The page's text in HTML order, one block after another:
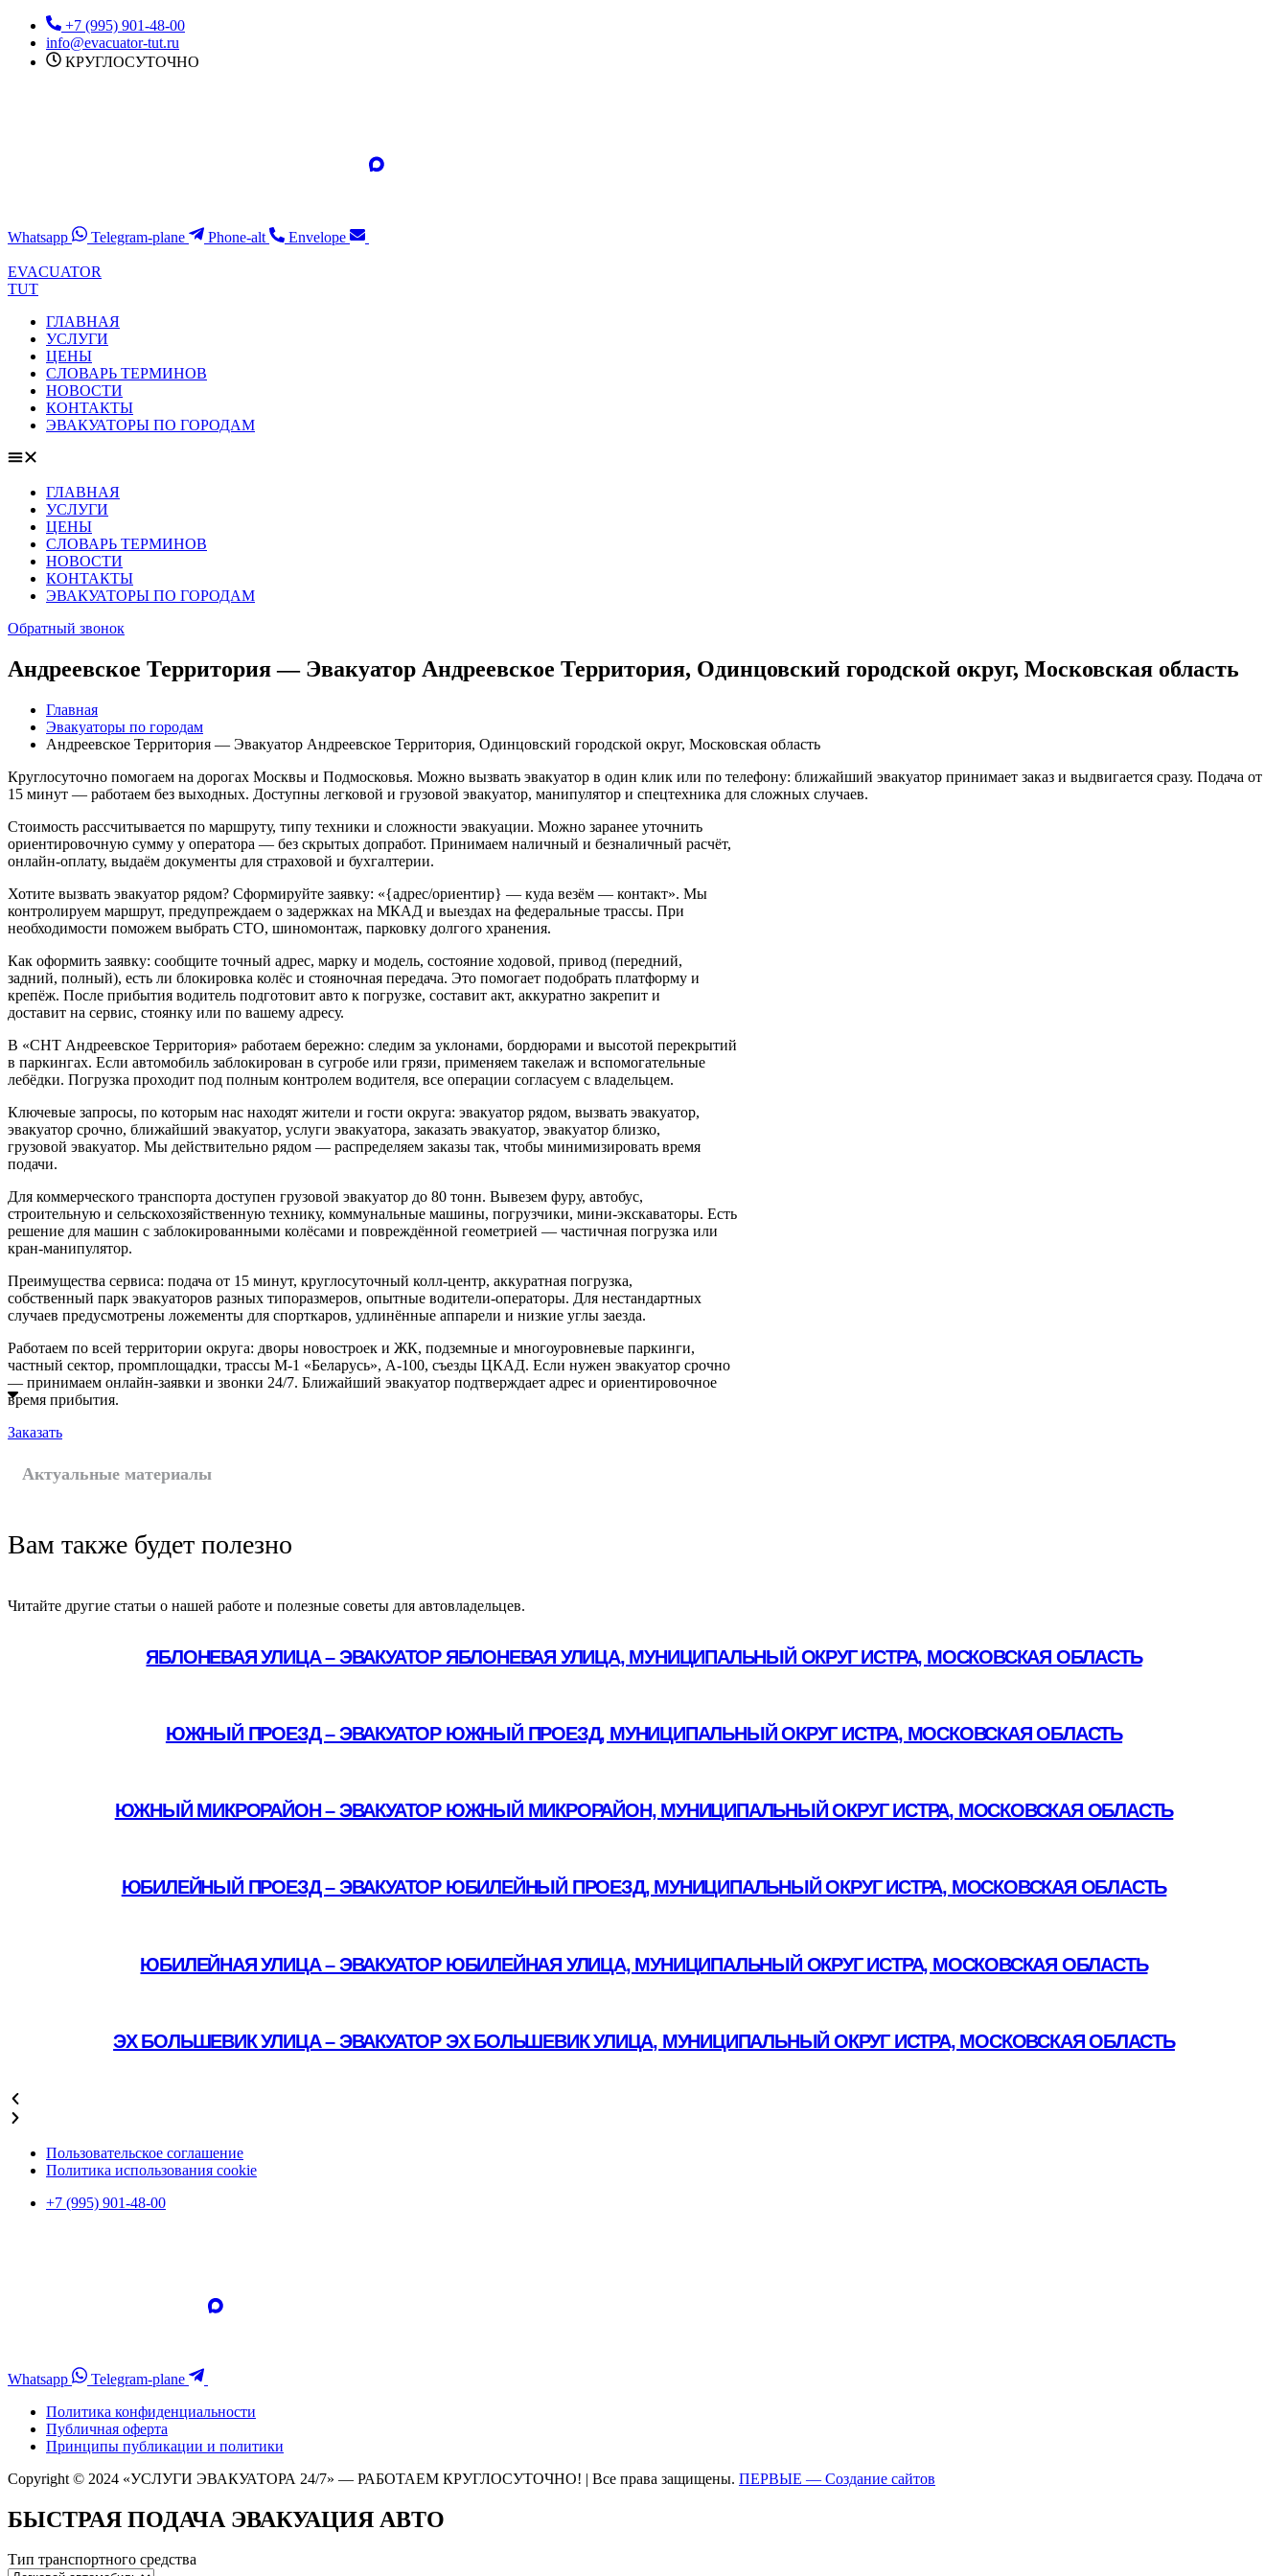
Перейти
содержимому
+7 (995) 901-48-00
info@evacuator-tut.ru
КРУГЛОСУТОЧНО
Whatsapp Telegram-plane Phone-alt Envelope
EVACUATOR
TUT
ГЛАВНАЯ
УСЛУГИ
ЦЕНЫ
СЛОВАРЬ ТЕРМИНОВ
НОВОСТИ
КОНТАКТЫ
ЭВАКУАТОРЫ ПО ГОРОДАМ
ГЛАВНАЯ
УСЛУГИ
ЦЕНЫ
СЛОВАРЬ ТЕРМИНОВ
НОВОСТИ
КОНТАКТЫ
ЭВАКУАТОРЫ ПО ГОРОДАМ
Обратный звонок
Андреевское Территория — Эвакуатор Андреевское Территория, Одинцовский городской округ, Московская область
Главная
Эвакуаторы по городам
Андреевское Территория — Эвакуатор Андреевское Территория, Одинцовский городской округ, Московская область
Круглосуточно помогаем на дорогах Москвы и Подмосковья. Можно вызвать эвакуатор в один клик или по телефону: ближайший эвакуатор принимает заказ и выдвигается сразу. Подача от
15 минут — работаем без выходных. Доступны легковой и грузовой эвакуатор, манипулятор и спецтехника для сложных случаев.
Стоимость рассчитывается по маршруту, типу техники и сложности эвакуации. Можно заранее уточнить
ориентировочную сумму у оператора — без скрытых допработ. Принимаем наличный и безналичный расчёт,
онлайн-оплату, выдаём документы для страховой и бухгалтерии.
Хотите вызвать эвакуатор рядом? Сформируйте заявку: «{адрес/ориентир} — куда везём — контакт». Мы
контролируем маршрут, предупреждаем о задержках на МКАД и выездах на федеральные трассы. При
необходимости поможем выбрать СТО, шиномонтаж, парковку долгого хранения.
Как оформить заявку: сообщите точный адрес, марку и модель, состояние ходовой, привод (передний,
задний, полный), есть ли блокировка колёс и стояночная передача. Это помогает подобрать платформу и
крепёж. После прибытия водитель подготовит авто к погрузке, составит акт, аккуратно закрепит и
доставит на сервис, стоянку или по вашему адресу.
В «СНТ Андреевское Территория» работаем бережно: следим за уклонами, бордюрами и высотой перекрытий
в паркингах. Если автомобиль заблокирован в сугробе или грязи, применяем такелаж и вспомогательные
лебёдки. Погрузка проходит под полным контролем водителя, все операции согласуем с владельцем.
Ключевые запросы, по которым нас находят жители и гости округа: эвакуатор рядом, вызвать эвакуатор,
эвакуатор срочно, ближайший эвакуатор, услуги эвакуатора, заказать эвакуатор, эвакуатор близко,
грузовой эвакуатор. Мы действительно рядом — распределяем заказы так, чтобы минимизировать время
подачи.
Для коммерческого транспорта доступен грузовой эвакуатор до 80 тонн. Вывезем фуру, автобус,
строительную и сельскохозяйственную технику, коммунальные машины, погрузчики, мини-экскаваторы. Есть
решение для машин с заблокированными колёсами и повреждённой геометрией — частичная погрузка или
кран-манипулятор.
Преимущества сервиса: подача от 15 минут, круглосуточный колл‑центр, аккуратная погрузка,
собственный парк эвакуаторов разных типоразмеров, опытные водители-операторы. Для нестандартных
случаев предусмотрены ложементы для спорткаров, удлинённые аппарели и низкие углы заезда.
Работаем по всей территории округа: дворы новостроек и ЖК, подземные и многоуровневые паркинги,
частный сектор, промплощадки, трассы М‑1 «Беларусь», А‑100, съезды ЦКАД. Если нужен эвакуатор срочно
— принимаем онлайн-заявки и звонки 24/7. Ближайший эвакуатор подтверждает адрес и ориентировочное
время прибытия.
Заказать
Актуальные материалы
Вам также будет полезно
Читайте другие статьи о нашей работе и полезные советы для автовладельцев.
ЯБЛОНЕВАЯ УЛИЦА – ЭВАКУАТОР ЯБЛОНЕВАЯ УЛИЦА, МУНИЦИПАЛЬНЫЙ ОКРУГ ИСТРА, МОСКОВСКАЯ ОБЛАСТЬ
ЮЖНЫЙ ПРОЕЗД – ЭВАКУАТОР ЮЖНЫЙ ПРОЕЗД, МУНИЦИПАЛЬНЫЙ ОКРУГ ИСТРА, МОСКОВСКАЯ ОБЛАСТЬ
ЮЖНЫЙ МИКРОРАЙОН – ЭВАКУАТОР ЮЖНЫЙ МИКРОРАЙОН, МУНИЦИПАЛЬНЫЙ ОКРУГ ИСТРА, МОСКОВСКАЯ ОБЛАСТЬ
ЮБИЛЕЙНЫЙ ПРОЕЗД – ЭВАКУАТОР ЮБИЛЕЙНЫЙ ПРОЕЗД, МУНИЦИПАЛЬНЫЙ ОКРУГ ИСТРА, МОСКОВСКАЯ ОБЛАСТЬ
ЮБИЛЕЙНАЯ УЛИЦА – ЭВАКУАТОР ЮБИЛЕЙНАЯ УЛИЦА, МУНИЦИПАЛЬНЫЙ ОКРУГ ИСТРА, МОСКОВСКАЯ ОБЛАСТЬ
ЭХ БОЛЬШЕВИК УЛИЦА – ЭВАКУАТОР ЭХ БОЛЬШЕВИК УЛИЦА, МУНИЦИПАЛЬНЫЙ ОКРУГ ИСТРА, МОСКОВСКАЯ ОБЛАСТЬ
Пользовательское соглашение
Политика использования cookie
+7 (995) 901-48-00
Whatsapp
Telegram-plane
Политика конфиденциальности
Публичная оферта
Принципы публикации и политики
Copyright © 2024 «УСЛУГИ ЭВАКУАТОРА 24/7» — РАБОТАЕМ КРУГЛОСУТОЧНО! | Все права защищены. ПЕРВЫЕ — Создание сайтов
БЫСТРАЯ ПОДАЧА ЭВАКУАЦИЯ АВТО
Тип транспортного средства